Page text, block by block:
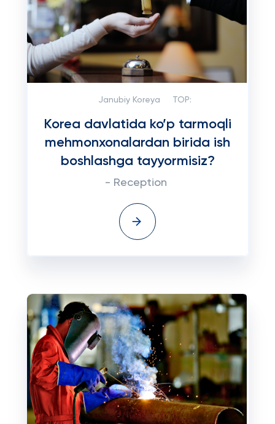
Janubiy Koreya TOP:
Korea davlatida ko’p tarmoqli
mehmonxonalardan birida ish
boshlashga tayyormisiz?
- Reception